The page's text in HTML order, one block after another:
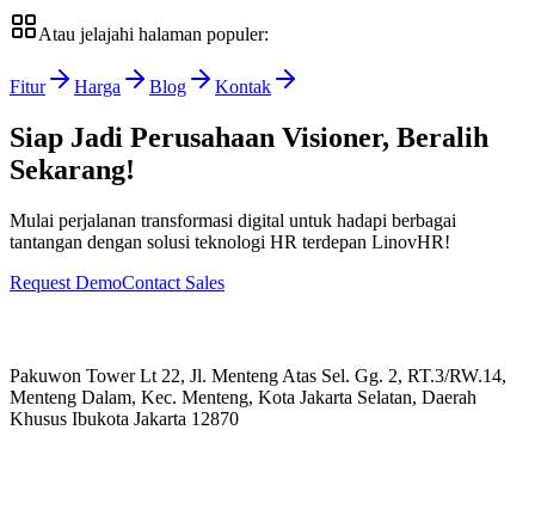
Atau jelajahi halaman populer:
Fitur Harga Blog Kontak
Siap Jadi Perusahaan Visioner, Beralih
Sekarang!
Mulai perjalanan transformasi digital untuk hadapi berbagai
tantangan dengan solusi teknologi HR terdepan LinovHR!
Request DemoContact Sales
Pakuwon Tower Lt 22, Jl. Menteng Atas Sel. Gg. 2, RT.3/RW.14,
Menteng Dalam, Kec. Menteng, Kota Jakarta Selatan, Daerah
Khusus Ibukota Jakarta 12870